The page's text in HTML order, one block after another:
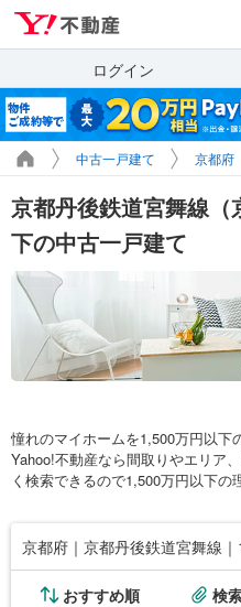
ログイン
中古一戸建て 京都府
京都丹後鉄道宮舞線
下の中古一戸建て
憧れのマイホームを1,500万円以下
Yahoo!不動産なら間取りやエリア
く検索できるので1,500万円以下の
京都府｜京都丹後鉄道宮舞線
おすすめ順 検